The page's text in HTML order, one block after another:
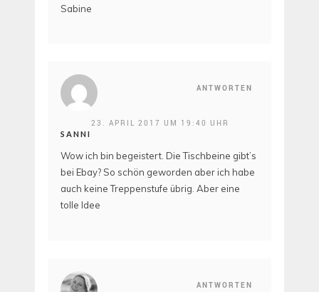
Sabine
ANTWORTEN
SANNI
23. APRIL 2017 UM 19:40 UHR
Wow ich bin begeistert. Die Tischbeine gibt’s
bei Ebay? So schön geworden aber ich habe
auch keine Treppenstufe übrig. Aber eine
tolle Idee
ANTWORTEN